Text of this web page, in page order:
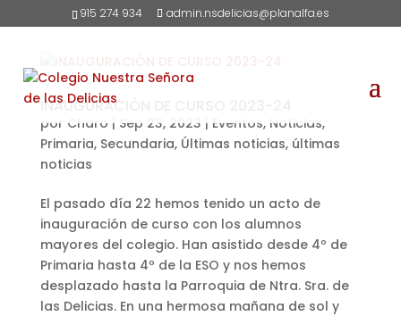
915 274 934 admin.nsdelicias@planalfa.es
INAUGURACIÓN DE CURSO 2023-24
por Charo | Sep 23, 2023 | Eventos, Noticias,
Primaria, Secundaria, Últimas noticias, últimas
noticias
El pasado día 22 hemos tenido un acto de
inauguración de curso con los alumnos
mayores del colegio. Han asistido desde 4º de
Primaria hasta 4º de la ESO y nos hemos
desplazado hasta la Parroquia de Ntra. Sra. de
las Delicias. En una hermosa mañana de sol y